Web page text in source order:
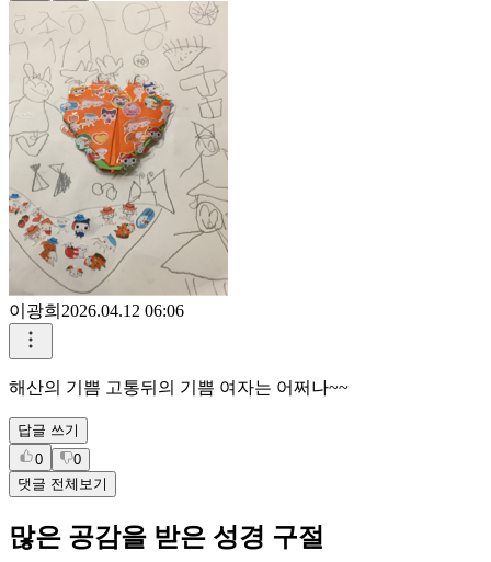
이광희 2026.04.12 06:06
해산의 기쁨 고통뒤의 기쁨 여자는 어쩌나~~
답글 쓰기
0
0
댓글 전체보기
많은 공감을 받은 성경 구절